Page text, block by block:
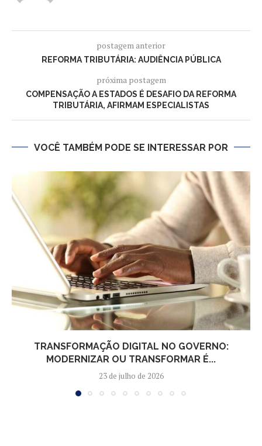
postagem anterior
REFORMA TRIBUTÁRIA: AUDIÊNCIA PÚBLICA
próxima postagem
COMPENSAÇÃO A ESTADOS É DESAFIO DA REFORMA
TRIBUTÁRIA, AFIRMAM ESPECIALISTAS
VOCÊ TAMBÉM PODE SE INTERESSAR POR
TRANSFORMAÇÃO DIGITAL NO GOVERNO:
MODERNIZAR OU TRANSFORMAR É...
23 de julho de 2026